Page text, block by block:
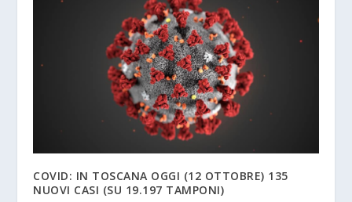
COVID: IN TOSCANA OGGI (12 OTTOBRE) 135
NUOVI CASI (SU 19.197 TAMPONI)